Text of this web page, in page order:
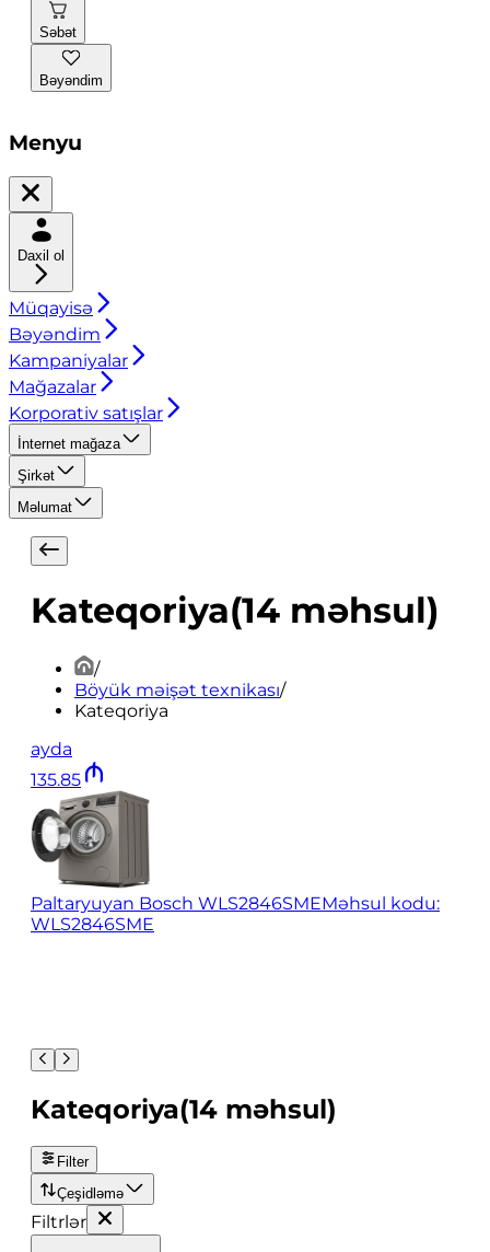
Səbət
Bəyəndim
Menyu
Daxil ol
Müqayisə
Bəyəndim
Kampaniyalar
Mağazalar
Korporativ satışlar
İnternet mağaza
Şirkət
Məlumat
Kateqoriya(14 məhsul)
/
Böyük məişət texnikası/
Kateqoriya
ayda
135.85
Paltaryuyan Bosch WLS2846SMEMəhsul kodu:
WLS2846SME
Kateqoriya(14 məhsul)
Filter
Çeşidləmə
Filtrlər